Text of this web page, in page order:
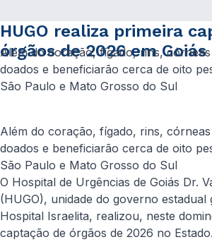
HUGO realiza primeira
órgãos de 2026 em Goiás
Além do coração, fígado, rins,
doados e beneficiarão cerca de oito
São Paulo e Mato Grosso do Sul
Além do coração, fígado, rins,
doados e beneficiarão cerca de oito
São Paulo e Mato Grosso do Sul
O Hospital de Urgências de Goiás Dr.
(HUGO), unidade do governo estadual
Hospital Israelita, realizou, neste
captação de órgãos de 2026 no